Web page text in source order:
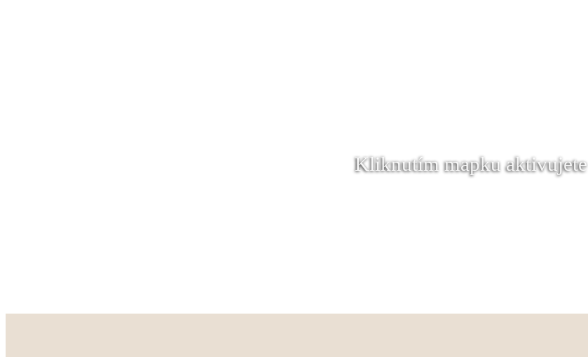
Kliknutím mapku aktivujete